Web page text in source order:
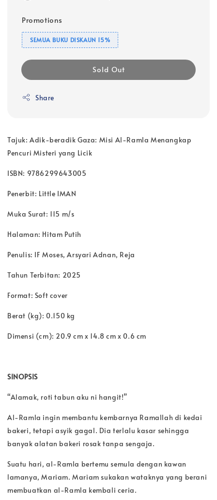
Promotions
SEMUA BUKU DISKAUN 15%
Sold Out
Share
Tajuk: Adik-beradik Gaza: Misi Al-Ramla Menangkap
Pencuri Misteri yang Licik
ISBN: 9786299643005
Penerbit: Little IMAN
Muka Surat: 115 m/s
Halaman: Hitam Putih
Penulis: IF Moses, Arsyari Adnan, Reja
Tahun Terbitan: 2025
Format: Soft cover
Berat (kg): 0.150 kg
Dimensi (cm): 20.9 cm x 14.8 cm x 0.6 cm
SINOPSIS
“Alamak, roti tabun aku ni hangit!”
Al-Ramla ingin membantu kembarnya Ramallah di kedai
bakeri, tetapi asyik gagal. Dia terlalu kasar sehingga
banyak alatan bakeri rosak tanpa sengaja.
Suatu hari, al-Ramla bertemu semula dengan kawan
lamanya, Mariam. Mariam sukakan wataknya yang berani
membuatkan al-Ramla kembali ceria.